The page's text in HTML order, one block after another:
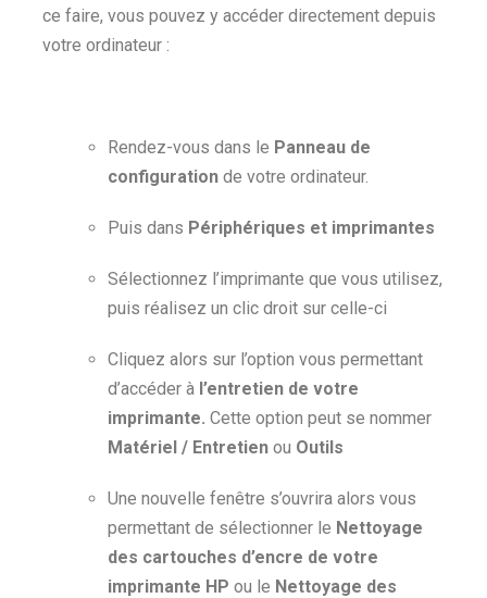
ce faire, vous pouvez y accéder directement depuis
votre ordinateur :
Rendez-vous dans le Panneau de
configuration de votre ordinateur.
Puis dans Périphériques et imprimantes
Sélectionnez l’imprimante que vous utilisez,
puis réalisez un clic droit sur celle-ci
Cliquez alors sur l’option vous permettant
d’accéder à l’entretien de votre
imprimante. Cette option peut se nommer
Matériel / Entretien ou Outils
Une nouvelle fenêtre s’ouvrira alors vous
permettant de sélectionner le Nettoyage
des cartouches d’encre de votre
imprimante HP ou le Nettoyage des